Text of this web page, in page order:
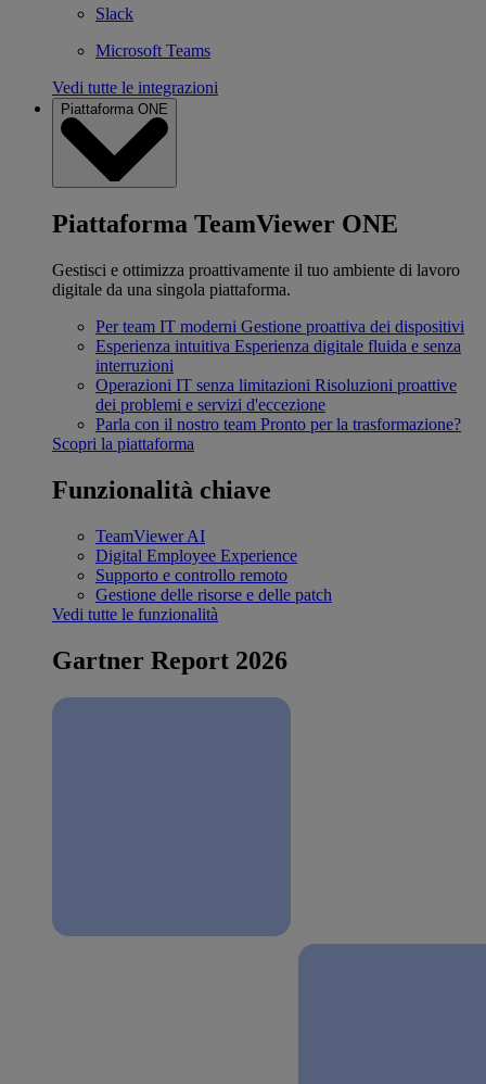
Slack
Microsoft Teams
Vedi tutte le integrazioni
Piattaforma ONE
Piattaforma TeamViewer ONE
Gestisci e ottimizza proattivamente il tuo ambiente di lavoro
digitale da una singola piattaforma.
Per team IT moderni Gestione proattiva dei dispositivi
Esperienza intuitiva Esperienza digitale fluida e senza
interruzioni
Operazioni IT senza limitazioni Risoluzioni proattive
dei problemi e servizi d'eccezione
Parla con il nostro team Pronto per la trasformazione?
Scopri la piattaforma
Funzionalità chiave
TeamViewer AI
Digital Employee Experience
Supporto e controllo remoto
Gestione delle risorse e delle patch
Vedi tutte le funzionalità
Gartner Report 2026